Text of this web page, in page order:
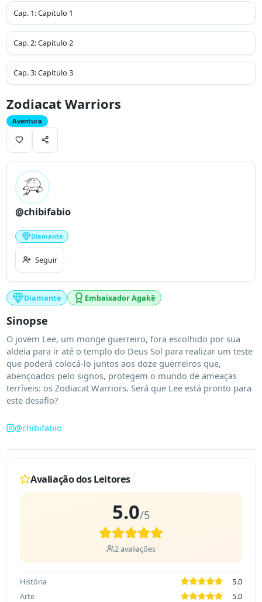
Cap. 1:Capitulo 1
Cap.2:Capítulo 2
Cap.3:Capítulo 3
Zodiacat Warriors
Aventura
@chibifabio
Diamante
Seguir
Diamante Embaixador Agakê
Sinopse
O jovem Lee, um monge guerreiro, fora escolhido por sua
aldeia para ir até o templo do Deus Sol para realizar um teste
que poderá colocá-lo juntos aos doze guerreiros que,
abençoados pelo signos, protegem o mundo de ameaças
terríveis: os Zodiacat Warriors. Será que Lee está pronto para
este desafio?
@chibifabio
Avaliação dos Leitores
5.0/5
2avaliações
História
5.0
Arte
5.0